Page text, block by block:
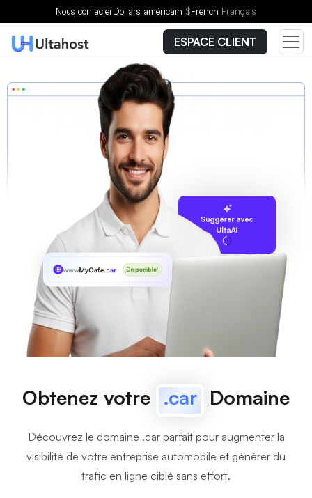
Nous contacterDollars américain $French Français
ESPACE CLIENT
Suggérer avec
UltaAI
wwwMyCafe.car Disponible!
Obtenez votre .car Domaine
Découvrez le domaine .car parfait pour augmenter la
visibilité de votre entreprise automobile et générer du
trafic en ligne ciblé sans effort.